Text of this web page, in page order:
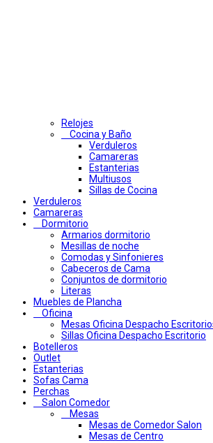
Relojes
Cocina y Baño
Verduleros
Camareras
Estanterias
Multiusos
Sillas de Cocina
Verduleros
Camareras
Dormitorio
Armarios dormitorio
Mesillas de noche
Comodas y Sinfonieres
Cabeceros de Cama
Conjuntos de dormitorio
Literas
Muebles de Plancha
Oficina
Mesas Oficina Despacho
Sillas Oficina Despacho Escritorio
Botelleros
Outlet
Estanterias
Sofas Cama
Perchas
Salon Comedor
Mesas
Mesas de Comedor Salon
Mesas de Centro